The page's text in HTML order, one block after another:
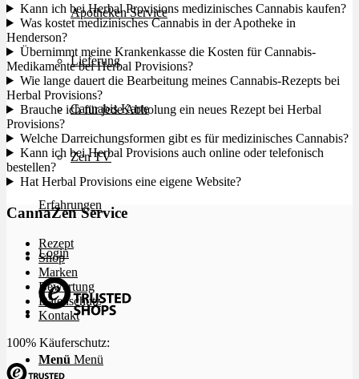
Apotheken Service
Lieferung
Cannabis Karte
Zen TV
Erfahrungen
Login
Menü Menü
Kann ich bei Herbal Provisions medizinisches Cannabis kaufen?
Was kostet medizinisches Cannabis in der Apotheke in
Henderson?
Übernimmt meine Krankenkasse die Kosten für Cannabis-
Medikamente bei Herbal Provisions?
Wie lange dauert die Bearbeitung meines Cannabis-Rezepts bei
Herbal Provisions?
Brauche ich für jede Abholung ein neues Rezept bei Herbal
Provisions?
Welche Darreichungsformen gibt es für medizinisches Cannabis?
Kann ich bei Herbal Provisions auch online oder telefonisch
bestellen?
Hat Herbal Provisions eine eigene Website?
CannaZen Service
Rezept
Shop
Marken
Bewertung
Datenschutz
Kontakt
100% Käuferschutz: